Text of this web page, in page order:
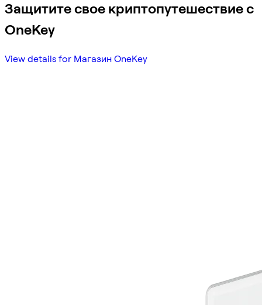
Защитите свое криптопутешествие с
OneKey
View details for Магазин OneKey